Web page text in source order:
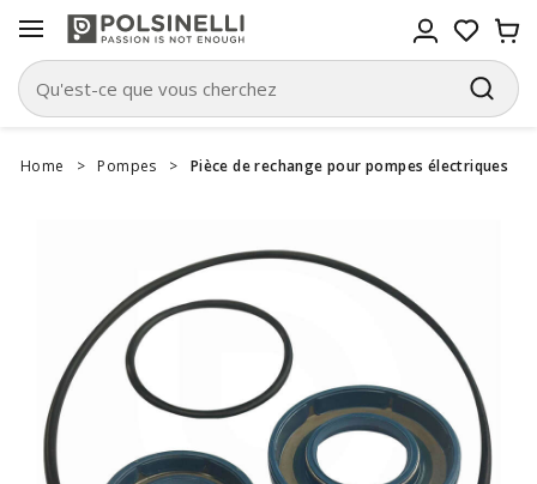
Home > Pompes > Pièce de rechange pour pompes électriques